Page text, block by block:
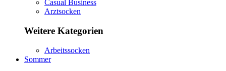
Casual Business
Arztsocken
Weitere Kategorien
Arbeitssocken
Sommer